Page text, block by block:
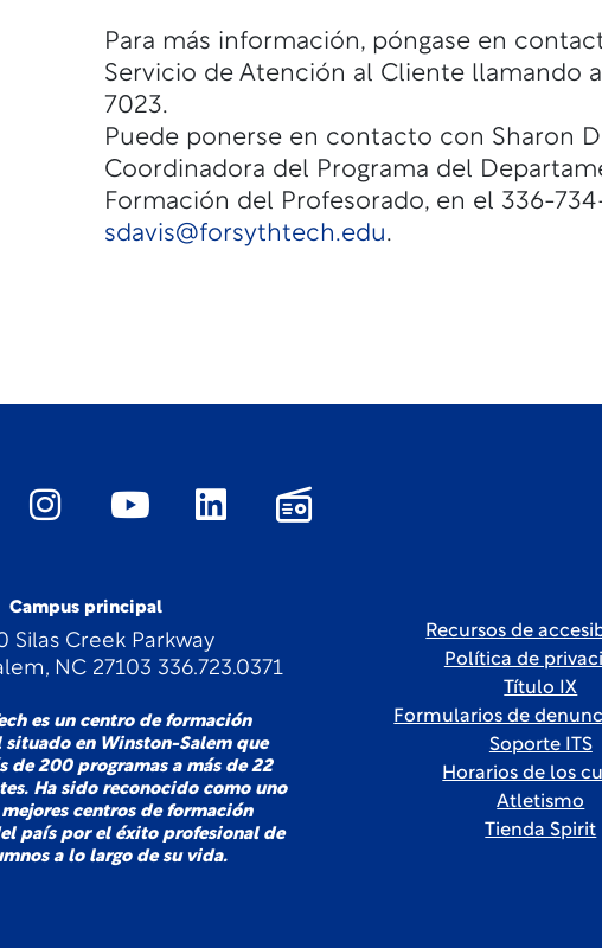
Para más información, póngase en
Servicio de Atención al Cliente llamando
7023.
Puede ponerse en contacto con Sharon
Coordinadora del Programa del
Formación del Profesorado, en el 336-
sdavis@forsythtech.edu.
Campus principal
Silas Creek Parkway
NC 27103 336.723.0371
es un centro de formación
situado en Winston-Salem que
de 200 programas a más de 22
Ha sido reconocido como uno
centros de formación
país por el éxito profesional de
a lo largo de su vida.
Recursos de
Política de
Título IX
Formularios de
Soporte ITS
Horarios de los
Atletismo
Tienda Spirit